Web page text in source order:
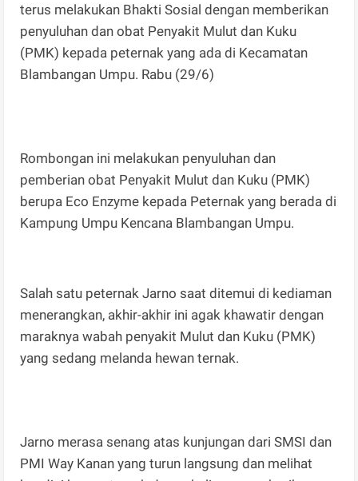
terus melakukan Bhakti Sosial dengan memberikan
penyuluhan dan obat Penyakit Mulut dan Kuku
(PMK) kepada peternak yang ada di Kecamatan
Blambangan Umpu. Rabu (29/6)
Rombongan ini melakukan penyuluhan dan
pemberian obat Penyakit Mulut dan Kuku (PMK)
berupa Eco Enzyme kepada Peternak yang berada di
Kampung Umpu Kencana Blambangan Umpu.
Salah satu peternak Jarno saat ditemui di kediaman
menerangkan, akhir-akhir ini agak khawatir dengan
maraknya wabah penyakit Mulut dan Kuku (PMK)
yang sedang melanda hewan ternak.
Jarno merasa senang atas kunjungan dari SMSI dan
PMI Way Kanan yang turun langsung dan melihat